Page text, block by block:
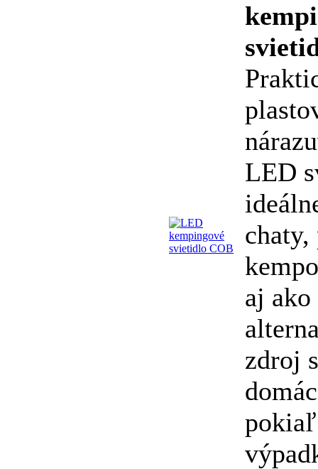
LED
aj ako
zdroj